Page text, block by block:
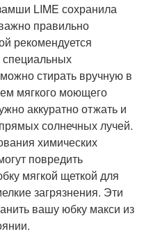
LIME сохранила
правильно
рекомендуется
специальных
стирать вручную в
мягкого моющего
аккуратно отжать и
солнечных лучей.
химических
повредить
мягкой щеткой для
загрязнения. Эти
вашу юбку макси из